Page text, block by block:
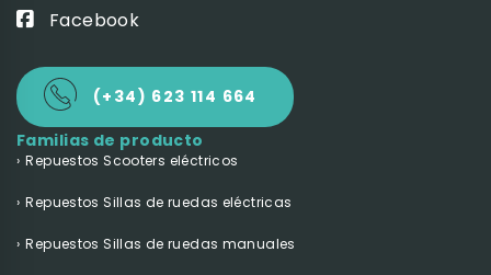
Facebook
(+34) 623 114 664
Familias de producto
Repuestos Scooters eléctricos
Repuestos Sillas de ruedas eléctricas
Repuestos Sillas de ruedas manuales